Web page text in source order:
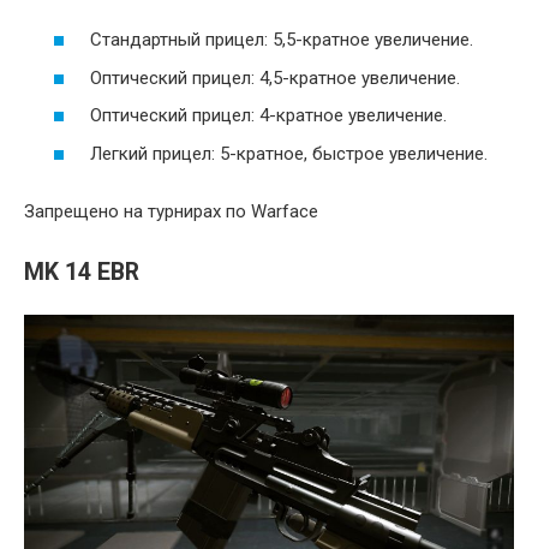
Стандартный прицел: 5,5-кратное увеличение.
Оптический прицел: 4,5-кратное увеличение.
Оптический прицел: 4-кратное увеличение.
Легкий прицел: 5-кратное, быстрое увеличение.
Запрещено на турнирах по Warface
MK 14 EBR